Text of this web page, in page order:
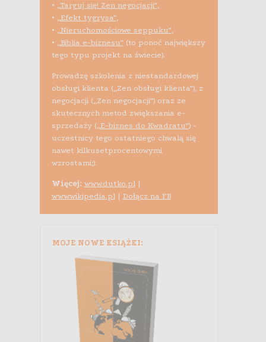
• „Targuj się! Zen negocjacji”,
• „Efekt tygrysa”,
• „Nieruchomościowe seppuku”,
• „Biblia e-biznesu”(to ponoć największy
tego typu projekt na świecie).
Prowadzę szkolenia z niestandardowej
obsługi klienta („Zen obsługi klienta”), z
negocjacji („Zen negocjacji”) oraz ze
skutecznych metod zwiększania e-
sprzedaży („E-biznes do Kwadratu”) -
uczestnicy tego ostatniego chwalą się
nawet kilkusetprocentowymi
wzrostami;).
Więcej: www.dutko.pl|
www.wikipedia.pl| Dołącz na FB
MOJE NOWE KSIĄŻKI: